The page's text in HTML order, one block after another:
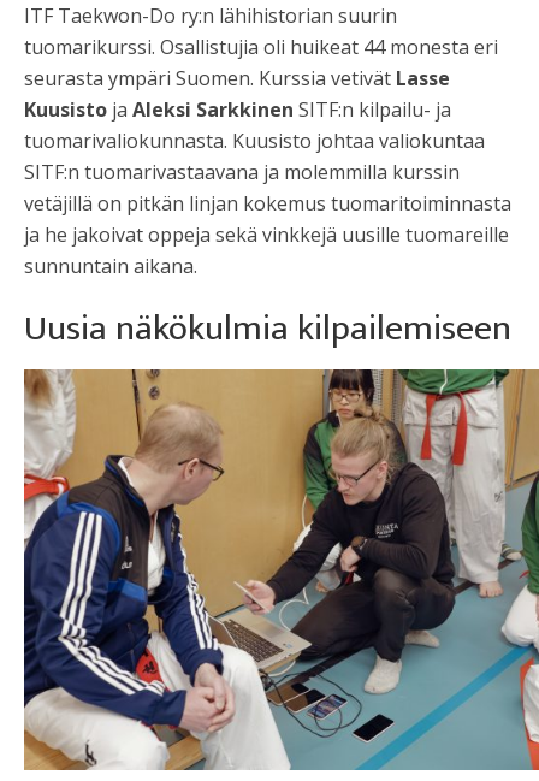
ITF Taekwon-Do ry:n lähihistorian suurin
tuomarikurssi. Osallistujia oli huikeat 44 monesta eri
seurasta ympäri Suomen. Kurssia vetivät Lasse
Kuusisto ja Aleksi Sarkkinen SITF:n kilpailu- ja
tuomarivaliokunnasta. Kuusisto johtaa valiokuntaa
SITF:n tuomarivastaavana ja molemmilla kurssin
vetäjillä on pitkän linjan kokemus tuomaritoiminnasta
ja he jakoivat oppeja sekä vinkkejä uusille tuomareille
sunnuntain aikana.
Uusia näkökulmia kilpailemiseen